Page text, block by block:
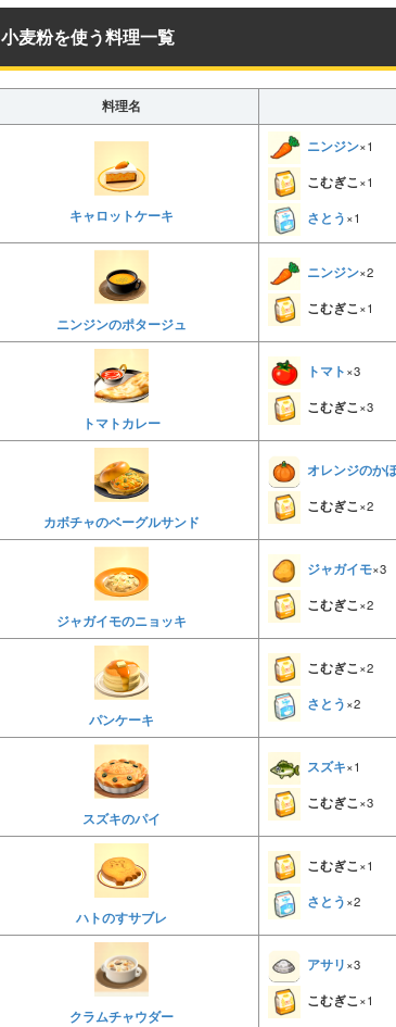
小麦粉を使う料理一覧
料理名
キャロットケーキ
ニンジン×1
こむぎこ×1
さとう×1
ニンジンのポタージュ
ニンジン×2
こむぎこ×1
トマトカレー
トマト×3
こむぎこ×3
カボチャのベーグルサンド
オレンジのか
こむぎこ×2
ジャガイモのニョッキ
ジャガイモ×3
こむぎこ×2
パンケーキ
こむぎこ×2
さとう×2
スズキのパイ
スズキ×1
こむぎこ×3
ハトのすサブレ
こむぎこ×1
さとう×2
クラムチャウダー
アサリ×3
こむぎこ×1